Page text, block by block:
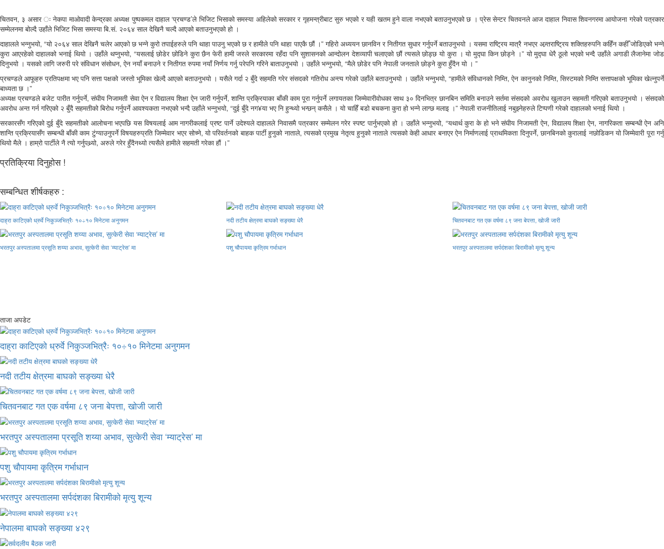
चितवन, ३ असार ः नेकपा माओवादी केन्द्रका अध्यक्ष पुष्पकमल दाहाल ‘प्रचण्ड’ले भिजिट भिसाको समस्या अहिलेको सरकार र गृहमन्त्रीबाट सुरु भएको र यही खतम हुने वाला नभएको बताउनुभएको छ । प्रेस सेन्टर चितवनले आज दाहाल निवास शिवनगरमा आयोजना गरेको पत्रकार
सम्मेलनमा बोल्दै उहाँले भिजिट भिसा समस्या बि.सं. २०६४ साल देखिनै चल्दै आएको बताउनुभएको हो ।
दाहालले भन्नुभयो, “यो २०६४ साल देखिनै चलेर आएको छ भन्ने कुरो तपाईहरुले पनि थाहा पाउनु भएको छ र हामीले पनि थाहा पाएकै छौं ।” गहिरो अध्ययन छानविन र नितीगत सुधार गर्नुपर्ने बताउनुभयो । यसमा राष्ट्रिय मात्रै नभएर अन्र्तराष्ट्रिय शक्तिहरुपनि कहिँन कहीँ जोडिएको भन्ने
कुरा आएरहेको दाहालको भनाई थियो । उहाँले थप्नुभयो, “यसलाई छोडेर छोडिने कुरा छैन फेरी हामी जस्ले सरकारमा रहँदा पनि सुशासनको आन्दोलन देशव्यापी चलाएको छौं त्यसले छोड्छ यो कुरा । यो मुद्घा किन छोड्ने ।” यो मुद्घा धेरै ठूलो भएको भन्दै उहाँले अगाडी लैजानेमा जोड
दिनुभयो । यसको लागि जरुरी परे संविधान संसोधन, ऐन नयाँ बनाउने र नितीगत रुपमा नयाँ निर्णय गर्नु परेपनि गरिने बाताउनुभयो । उहाँले भन्नुभयो, “मैले छोडेर पनि नेपाली जनताले छोड्ने कुरा हुँदैन यो । ”
प्रचण्डले आफूहरु प्रतिपक्षमा भए पनि सत्ता पक्षको जस्तो भूमिका खेल्दै आएको बताउनुभयो । यसैले गर्दा २ बुँदे सहमति गरेर संसदको गतिरोध अन्त्य गरेको उहाँले बताउनुभयो । उहाँले भन्नुभयो, “हामीले संविधानको निम्ति, ऐन कानुनको निम्ति, सिस्टमको निम्ति सत्तापक्षको भूमिका खेल्नुपर्ने
बाध्यता छ ।”
अध्यक्ष प्रचण्डले बजेट पारीत गर्नुपर्ने, संघीय निजामती सेवा ऐन र विद्यालय शिक्षा ऐन जारी गर्नुपर्ने, शान्ति प्रक्रियाका बाँकी काम पूरा गर्नुपर्ने लगायतका जिम्मेवारीवोधका साथ ३० दिनभित्र छानबिन समिति बनाउने सर्तमा संसदको अवरोध खुलाउन सहमती गरिएको बताउनुभयो । संसदको
अवरोध अन्त गर्न गरिएको २ बुँदै सहमतीको बिरोध गर्नुपर्ने आवश्यकता नभएको भन्दै उहाँले भन्नुभयो, “दुई बुँदे नग¥या भए नि हुन्थ्यो भन्छन् कसैले । यो चाहिँ बडो बचकना कुरा हो भन्ने लाग्छ मलाइ ।” नेपाली राजनीतिलाई नबुझ्नेहरुले टिप्पणी गरेको दाहालको भनाई थियो ।
सरकारसँग गरिएको दुई बुँदे सहमतीको आलोचना भएपछि यस विषयलाई आम नागरीकलाई प्रष्ट पार्ने उदेश्यले दाहालले निवासमै पत्रकार सम्मेलन गरेर स्पष्ट पार्नुभएको हो । उहाँले भन्नुभयो, “यथार्थ कुरा के हो भने संघीय निजामती ऐन, विद्यालय शिक्षा ऐन, नागरिकता सम्बन्धी ऐन अनि
शान्ति प्रक्रियासँग सम्बन्धी बाँकी काम टुंग्याउनुपर्ने विषयहरुप्रति जिम्मेवार भएर सोच्ने, यो परिवर्तनको बाहक पार्टी हुनुको नाताले, त्यसको प्रमुख नेतृत्व हुनुको नाताले त्यसको केही आधार बनाएर ऐन निर्माणलाई प्राथमिकता दिनुपर्ने, छानबिनको कुरालाई नछोडिकन यो जिम्मेवारी पूरा गर्नु
थियो मैले । हाम्रो पार्टीले नै त्यो गर्नुपथ्र्यो, अरुले गरेर हुँदैनथ्यो त्यसैले हामीले सहमती गरेका हौं ।”
प्रतिक्रिया दिनुहोस !
सम्बन्धित शीर्षकहरु :
दाह्रा काटिएको ध्रुर्वे निकुञ्जभित्रैः १०÷१० मिनेटमा अनुगमन नदी तटीय क्षेत्रमा बाघको सङ्ख्या धेरै चितवनबाट गत एक वर्षमा ८९ जना बेपत्ता, खोजी जारी
भरतपुर अस्पतालमा प्रसूति शय्या अभाव, सुत्केरी सेवा ‘म्याट्रेस’ मा पशु चौपायमा कृत्रिम गर्भाधान भरतपुर अस्पतालमा सर्पदंशका बिरामीको मृत्यु शून्य
ताजा अपडेट
दाह्रा काटिएको ध्रुर्वे निकुञ्जभित्रैः १०÷१० मिनेटमा अनुगमन
नदी तटीय क्षेत्रमा बाघको सङ्ख्या धेरै
चितवनबाट गत एक वर्षमा ८९ जना बेपत्ता, खोजी जारी
भरतपुर अस्पतालमा प्रसूति शय्या अभाव, सुत्केरी सेवा ‘म्याट्रेस’ मा
पशु चौपायमा कृत्रिम गर्भाधान
भरतपुर अस्पतालमा सर्पदंशका बिरामीको मृत्यु शून्य
नेपालमा बाघको सङ्ख्या ४२९